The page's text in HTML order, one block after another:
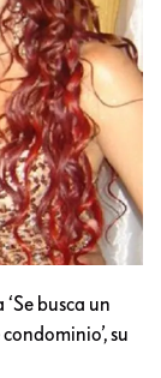
busca un
su